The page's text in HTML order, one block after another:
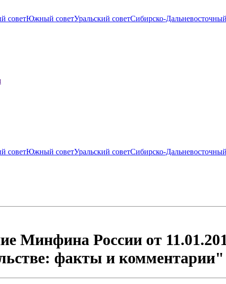
советЮжный советУральский советСибирско-
советЮжный советУральский советСибирско-
Минфина России от
факты и комментарии"